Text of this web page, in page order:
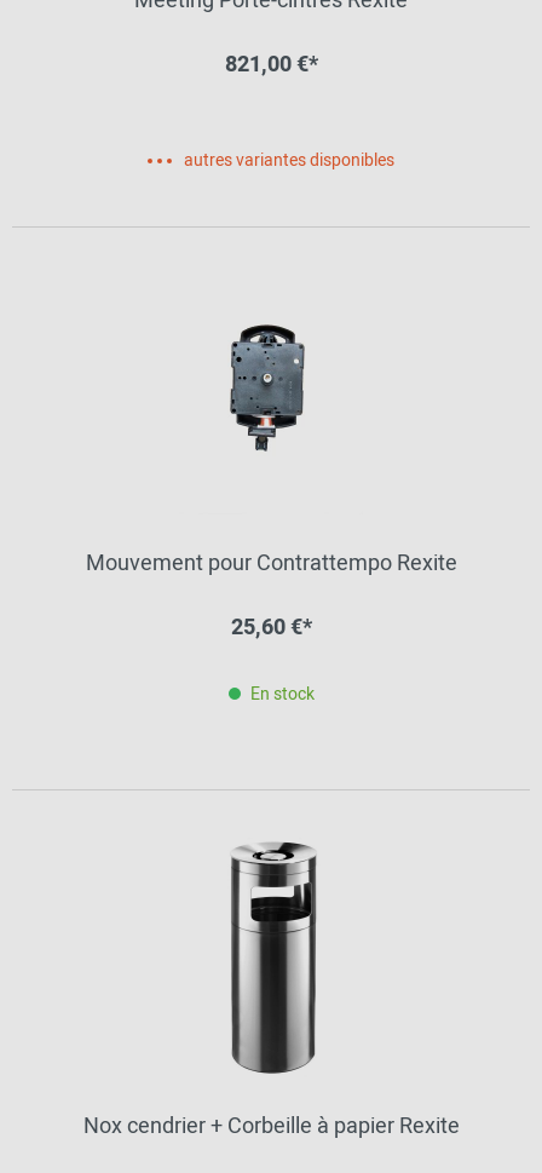
821,00 €*
autres variantes disponibles
Mouvement pour Contrattempo Rexite
25,60 €*
En stock
Nox cendrier + Corbeille à papier Rexite